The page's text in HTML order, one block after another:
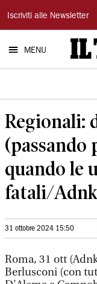
Il
Tirreno
Iscriviti alle Newsletter
MENU
Regionali:
(passando
quando le
fatali/
31 ottobre 2024 15:50
Roma, 31 ott
Berlusconi (con